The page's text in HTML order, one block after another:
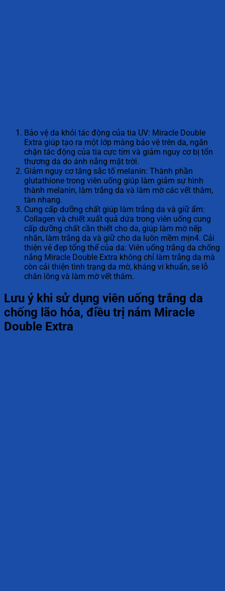
Bảo vệ da khỏi tác động của tia UV: Miracle Double
Extra giúp tạo ra một lớp màng bảo vệ trên da, ngăn
chặn tác động của tia cực tím và giảm nguy cơ bị tổn
thương da do ánh nắng mặt trời.
Giảm nguy cơ tăng sắc tố melanin: Thành phần
glutathione trong viên uống giúp làm giảm sự hình
thành melanin, làm trắng da và làm mờ các vết thâm,
tàn nhang.
Cung cấp dưỡng chất giúp làm trắng da và giữ ẩm:
Collagen và chiết xuất quả dứa trong viên uống cung
cấp dưỡng chất cần thiết cho da, giúp làm mờ nếp
nhăn, làm trắng da và giữ cho da luôn mềm mịn4. Cải
thiện vẻ đẹp tổng thể của da: Viên uống trắng da chống
nắng Miracle Double Extra không chỉ làm trắng da mà
còn cải thiện tình trạng da mờ, kháng vi khuẩn, se lỗ
chân lông và làm mờ vết thâm.
Lưu ý khi sử dụng viên uống trắng da
chống lão hóa, điều trị nám Miracle
Double Extra